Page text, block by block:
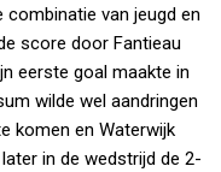
van jeugd en
score door Fantieau
eerste goal maakte in
wilde wel aandringen
komen en Waterwijk
in de wedstrijd de 2-